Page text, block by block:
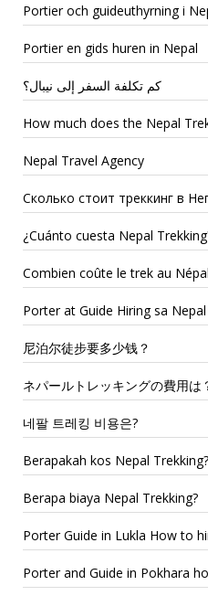
Portier och guideuthyrning i
Portier en gids huren in Nepal
كم تكلفة السفر إلى نيبال؟
How much does the Nepal
Nepal Travel Agency
Сколько стоит треккинг в
¿Cuánto cuesta Nepal
Combien coûte le trek au
Porter at Guide Hiring sa Nepal
尼泊尔徒步要多少钱？
ネパールトレッキングの費用は
네팔 트레킹 비용은?
Berapakah kos Nepal Trekking?
Berapa biaya Nepal Trekking?
Porter Guide in Lukla How to
Porter and Guide in Pokhara